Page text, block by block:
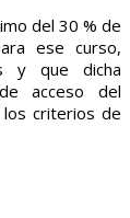
del 30 % de
ese curso,
y que dicha
acceso del
criterios de